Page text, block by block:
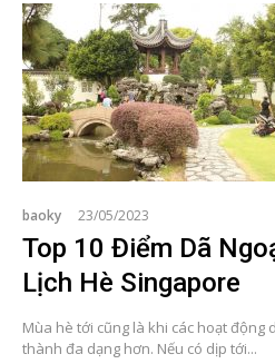
baoky 23/05/2023
Top 10 Điểm Dã
Lịch Hè Singapore
Mùa hè tới cũng là khi các hoạt động
thành đa dạng hơn. Nếu có dịp tới...